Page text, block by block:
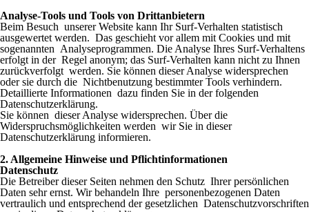
Analyse-Tools und Tools von Drittanbietern
Beim Besuch unserer Website kann Ihr Surf-Verhalten statistisch
ausgewertet werden. Das geschieht vor allem mit Cookies und mit
sogenannten Analyseprogrammen. Die Analyse Ihres Surf-Verhaltens
erfolgt in der Regel anonym; das Surf-Verhalten kann nicht zu Ihnen
zurückverfolgt werden. Sie können dieser Analyse widersprechen
oder sie durch die Nichtbenutzung bestimmter Tools verhindern.
Detaillierte Informationen dazu finden Sie in der folgenden
Datenschutzerklärung.
Sie können dieser Analyse widersprechen. Über die
Widerspruchsmöglichkeiten werden wir Sie in dieser
Datenschutzerklärung informieren.
2. Allgemeine Hinweise und Pflichtinformationen
Datenschutz
Die Betreiber dieser Seiten nehmen den Schutz Ihrer persönlichen
Daten sehr ernst. Wir behandeln Ihre personenbezogenen Daten
vertraulich und entsprechend der gesetzlichen Datenschutzvorschriften